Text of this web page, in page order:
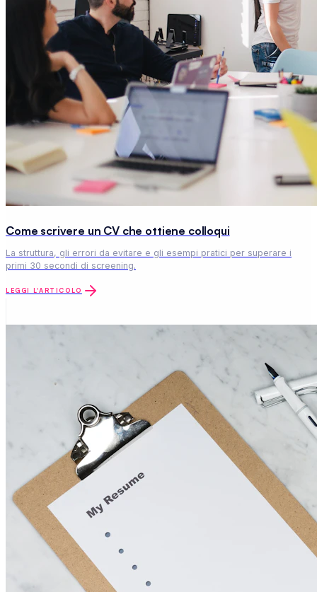
Come scrivere un CV che ottiene colloqui
La struttura, gli errori da evitare e gli esempi pratici per superare i
primi 30 secondi di screening.
LEGGI L'ARTICOLO